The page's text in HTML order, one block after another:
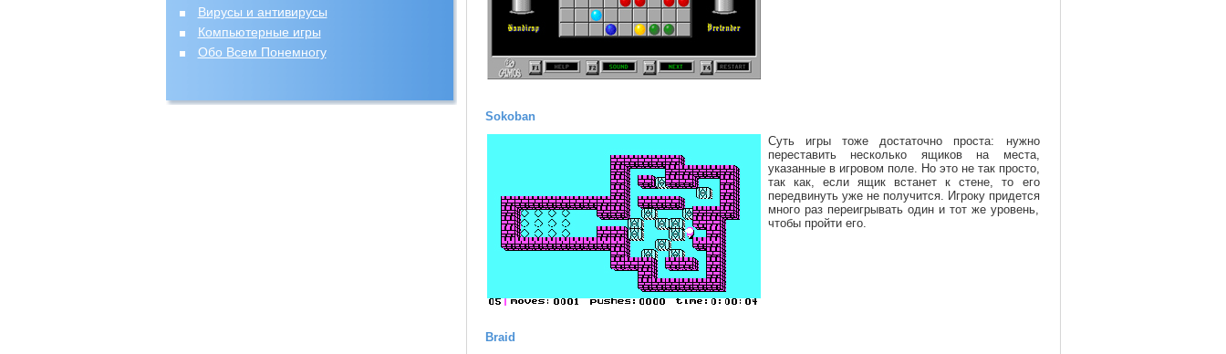
Вирусы и антивирусы
Компьютерные игры
Обо Всем Понемногу
Sokoban
Суть игры тоже достаточно проста: нужно
переставить несколько ящиков на места,
указанные в игровом поле. Но это не так просто,
так как, если ящик встанет к стене, то его
передвинуть уже не получится. Игроку придется
много раз переигрывать один и тот же уровень,
чтобы пройти его.
Braid